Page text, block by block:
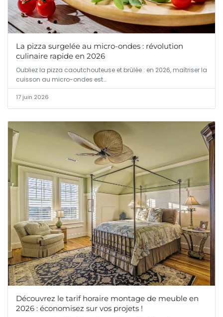
La pizza surgelée au micro-ondes : révolution
culinaire rapide en 2026
Oubliez la pizza caoutchouteuse et brûlée : en 2026, maîtriser la
cuisson au micro-ondes est…
17 juin 2026
Découvrez le tarif horaire montage de meuble en
2026 : économisez sur vos projets !